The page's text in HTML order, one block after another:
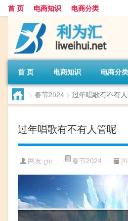
首 页 电商知识 电商分类
首 页 电商知识 电商分类
> 春节2024 > 过年唱歌有不有
过年唱歌有不有人管呢
网友:gnc 春节2024